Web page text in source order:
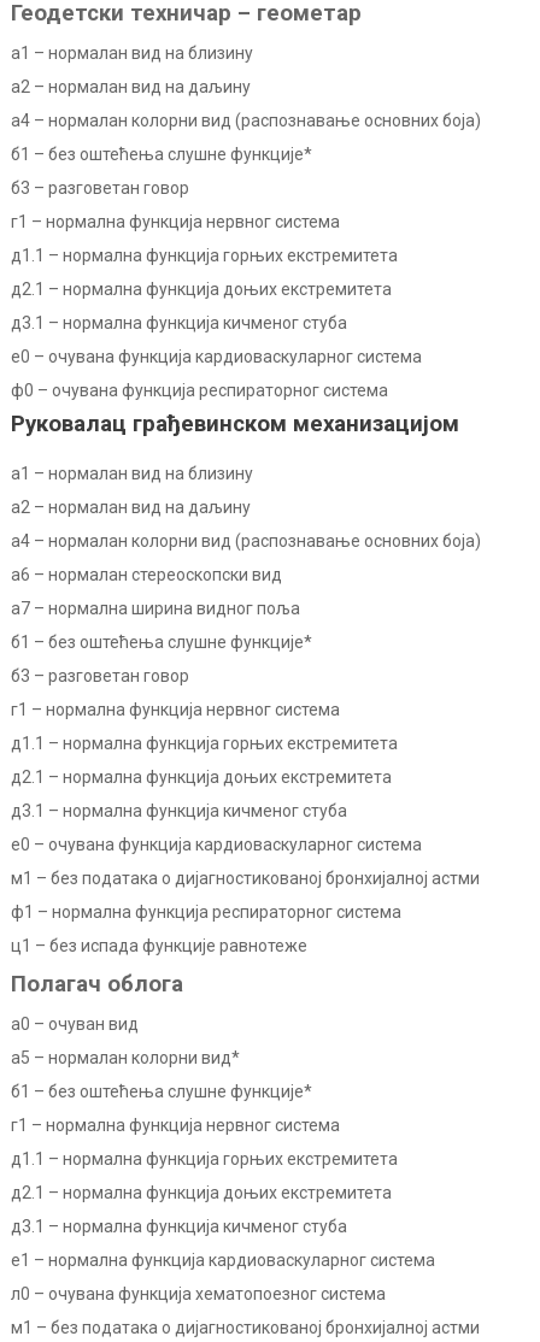
Геодетски техничар – геометар
а1 – нормалан вид на близину
а2 – нормалан вид на даљину
а4 – нормалан колорни вид (распознавање основних боја)
б1 – без оштећења слушне функције*
б3 – разговетан говор
г1 – нормална функција нервног система
д1.1 – нормална функција горњих екстремитета
д2.1 – нормална функција доњих екстремитета
д3.1 – нормална функција кичменог стуба
е0 – очувана функција кардиоваскуларног система
ф0 – очувана функција респираторног система
Руковалац грађевинском механизацијом
а1 – нормалан вид на близину
а2 – нормалан вид на даљину
а4 – нормалан колорни вид (распознавање основних боја)
а6 – нормалан стереоскопски вид
а7 – нормална ширина видног поља
б1 – без оштећења слушне функције*
б3 – разговетан говор
г1 – нормална функција нервног система
д1.1 – нормална функција горњих екстремитета
д2.1 – нормална функција доњих екстремитета
д3.1 – нормална функција кичменог стуба
е0 – очувана функција кардиоваскуларног система
м1 – без података о дијагностикованој бронхијалној астми
ф1 – нормална функција респираторног система
ц1 – без испада функције равнотеже
Полагач облога
а0 – очуван вид
а5 – нормалан колорни вид*
б1 – без оштећења слушне функције*
г1 – нормална функција нервног система
д1.1 – нормална функција горњих екстремитета
д2.1 – нормална функција доњих екстремитета
д3.1 – нормална функција кичменог стуба
е1 – нормална функција кардиоваскуларног система
л0 – очувана функција хематопоезног система
м1 – без података о дијагностикованој бронхијалној астми